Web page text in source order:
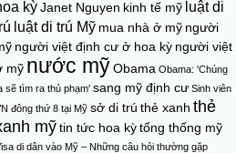
kỳJanet Nguyen kinh tế mỹ luật di
luật di trú Mỹ mua nhà ở mỹ người
người việt định cư ở hoa kỳ người việt
mỹ nước mỹObama Obama: 'Chúng
sẽ tìm ra thủ phạm' sang mỹ định cư Sinh viên
đông thứ 8 tại Mỹ sở di trú thẻ xanh thẻ
mỹtin tức hoa kỳtổng thống mỹ
di dân vào Mỹ – Những câu hỏi thường gặp